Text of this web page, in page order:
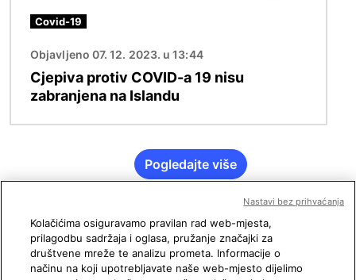
Covid-19
Objavljeno 07. 12. 2023. u 13:44
Cjepiva protiv COVID-a 19 nisu
zabranjena na Islandu
Pogledajte više
Kolačićima osiguravamo pravilan rad web-mjesta,
prilagodbu sadržaja i oglasa, pružanje značajki za
društvene mreže te analizu prometa. Informacije o
načinu na koji upotrebljavate naše web-mjesto dijelimo
Nastavi bez prihvaćanja